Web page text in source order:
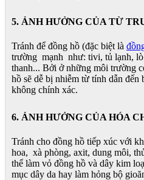
5. ẢNH HƯỞNG CỦA TỪ
Tránh để đồng hồ (đặc biệt là
trường mạnh như: tivi, tủ lạnh,
thanh... Bởi ở những môi trường
hồ sẽ dễ bị nhiễm từ tính dẫn đến
không chính xác.
6. ẢNH HƯỞNG CỦA HÓA
Tránh cho đồng hồ tiếp xúc với
hoa, xà phòng, axit, dung môi,
thể làm vỏ đồng hồ và dây kim
mục dây da hay làm hỏng bộ